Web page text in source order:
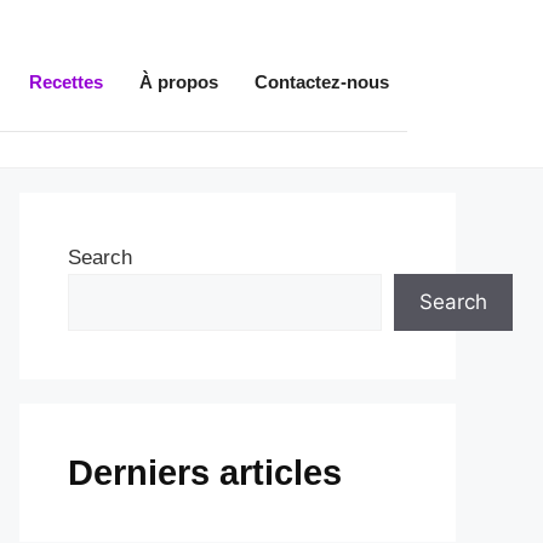
Recettes À propos Contactez-nous
Search
Search
Derniers articles